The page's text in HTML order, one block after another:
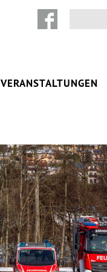
VERANSTALTUNGEN